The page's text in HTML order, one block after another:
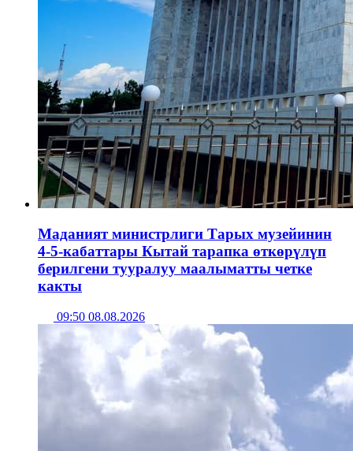
Маданият министрлиги Тарых музейинин
4-5-кабаттары Кытай тарапка өткөрүлүп
берилгени тууралуу маалыматты четке
какты
09:50 08.08.2026